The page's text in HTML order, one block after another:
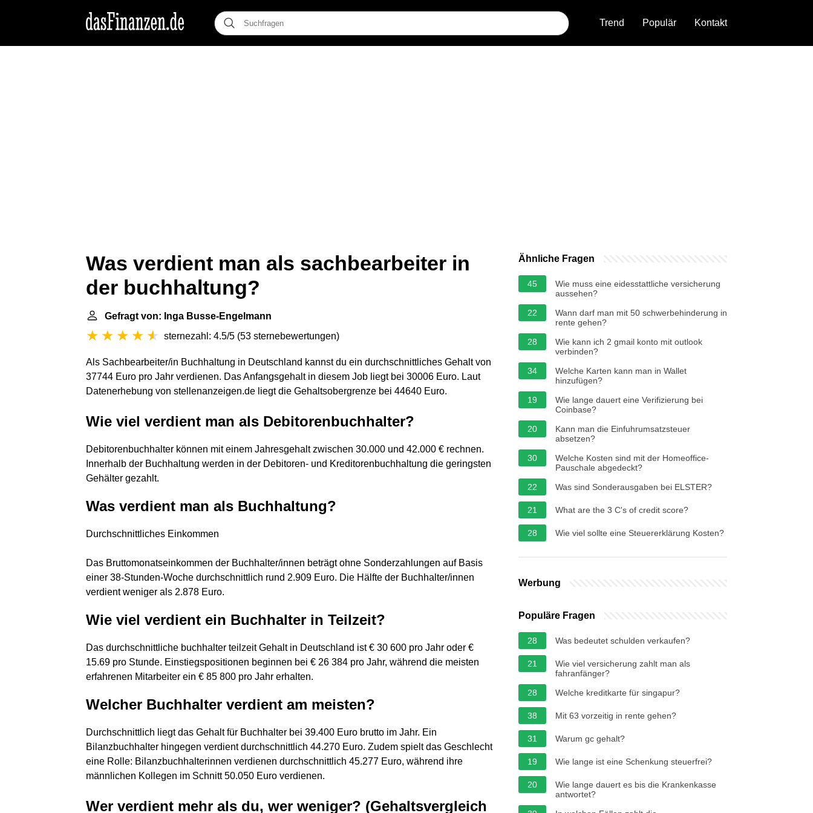
Trend Populär Kontakt
Was verdient man als sachbearbeiter in
der buchhaltung?
Gefragt von: Inga Busse-Engelmann
sternezahl: 4.5/5 (53 sternebewertungen)
Als Sachbearbeiter/in Buchhaltung in Deutschland kannst du ein durchschnittliches Gehalt von
37744 Euro pro Jahr verdienen. Das Anfangsgehalt in diesem Job liegt bei 30006 Euro. Laut
Datenerhebung von stellenanzeigen.de liegt die Gehaltsobergrenze bei 44640 Euro.
Wie viel verdient man als Debitorenbuchhalter?
Debitorenbuchhalter können mit einem Jahresgehalt zwischen 30.000 und 42.000 € rechnen.
Innerhalb der Buchhaltung werden in der Debitoren- und Kreditorenbuchhaltung die geringsten
Gehälter gezahlt.
Was verdient man als Buchhaltung?
Durchschnittliches Einkommen
Das Bruttomonatseinkommen der Buchhalter/innen beträgt ohne Sonderzahlungen auf Basis
einer 38-Stunden-Woche durchschnittlich rund 2.909 Euro. Die Hälfte der Buchhalter/innen
verdient weniger als 2.878 Euro.
Wie viel verdient ein Buchhalter in Teilzeit?
Das durchschnittliche buchhalter teilzeit Gehalt in Deutschland ist € 30 600 pro Jahr oder €
15.69 pro Stunde. Einstiegspositionen beginnen bei € 26 384 pro Jahr, während die meisten
erfahrenen Mitarbeiter ein € 85 800 pro Jahr erhalten.
Welcher Buchhalter verdient am meisten?
Durchschnittlich liegt das Gehalt für Buchhalter bei 39.400 Euro brutto im Jahr. Ein
Bilanzbuchhalter hingegen verdient durchschnittlich 44.270 Euro. Zudem spielt das Geschlecht
eine Rolle: Bilanzbuchhalterinnen verdienen durchschnittlich 45.277 Euro, während ihre
männlichen Kollegen im Schnitt 50.050 Euro verdienen.
Wer verdient mehr als du, wer weniger? (Gehaltsvergleich
Ähnliche Fragen
45
Wie muss eine eidesstattliche versicherung
aussehen?
22
Wann darf man mit 50 schwerbehinderung in
rente gehen?
28
Wie kann ich 2 gmail konto mit outlook
verbinden?
34
Welche Karten kann man in Wallet
hinzufügen?
19
Wie lange dauert eine Verifizierung bei
Coinbase?
20
Kann man die Einfuhrumsatzsteuer
absetzen?
30
Welche Kosten sind mit der Homeoffice-
Pauschale abgedeckt?
22
Was sind Sonderausgaben bei ELSTER?
21 What are the 3 C's of credit score?
28 Wie viel sollte eine Steuererklärung Kosten?
Werbung
Populäre Fragen
28 Was bedeutet schulden verkaufen?
21
Wie viel versicherung zahlt man als
fahranfänger?
28
Welche kreditkarte für singapur?
38 Mit 63 vorzeitig in rente gehen?
31 Warum gc gehalt?
19 Wie lange ist eine Schenkung steuerfrei?
20
Wie lange dauert es bis die Krankenkasse
antwortet?